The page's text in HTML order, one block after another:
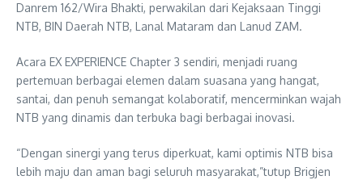
Danrem 162/Wira Bhakti, perwakilan dari Kejaksaan Tinggi
NTB, BIN Daerah NTB, Lanal Mataram dan Lanud ZAM.
Acara EX EXPERIENCE Chapter 3 sendiri, menjadi ruang
pertemuan berbagai elemen dalam suasana yang hangat,
santai, dan penuh semangat kolaboratif, mencerminkan wajah
NTB yang dinamis dan terbuka bagi berbagai inovasi.
“Dengan sinergi yang terus diperkuat, kami optimis NTB bisa
lebih maju dan aman bagi seluruh masyarakat,”tutup Brigjen